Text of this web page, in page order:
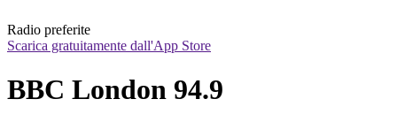
Radio preferite
Scarica gratuitamente dall'App Store
BBC London 94.9